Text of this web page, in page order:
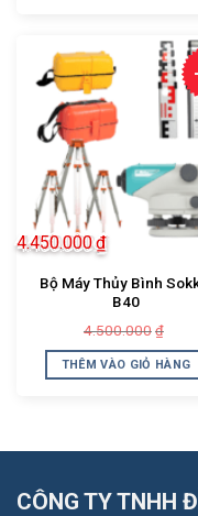
Bộ Máy Thủy Bình
B40
4.500.000 ₫
là:
4.450.000₫
tại
là:
THÊM VÀO GIỎ HÀNG
CÔNG TY TNHH